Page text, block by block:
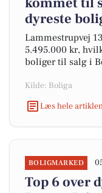
dyreste
Lammestrupvej
5.495.000 kr,
boliger til salg i
Kilde: Boliga
Læs hele
BOLIGMARKED
Top 6 over